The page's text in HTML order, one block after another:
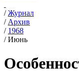
/Журнал
/ Архив
/ 1968
/Июнь